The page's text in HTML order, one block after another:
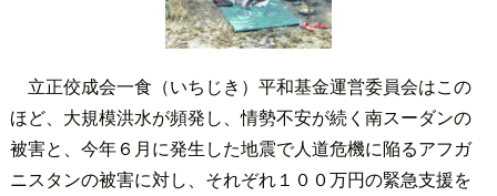
立正佼成会一食（いちじき）平和基金運営委員会はこの
ほど、大規模洪水が頻発し、情勢不安が続く南スーダンの
被害と、今年６月に発生した地震で人道危機に陥るアフガ
ニスタンの被害に対し、それぞれ１００万円の緊急支援を